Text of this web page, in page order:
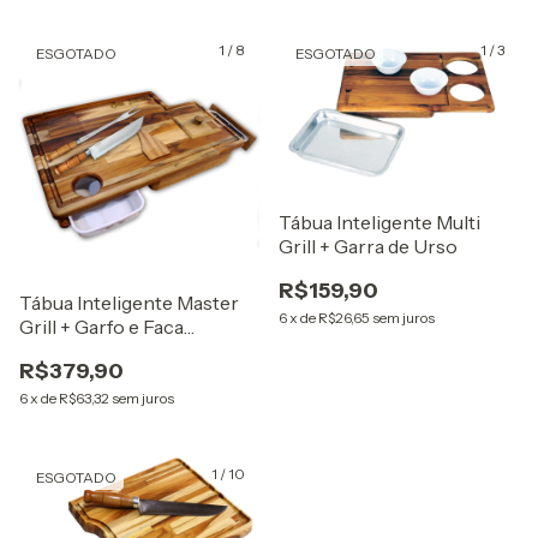
1 / 8
ESGOTADO
Tábua Inteligente Master
Grill + Garfo e Faca
R$379,90
6x de R$63,32 sem juros
1 /3
ESGOTADO
Tábua Inteligente Multi
Grill + Garra de Urso
R$159,90
6x de R$26,65 sem juros
1 /10
ESGOTADO